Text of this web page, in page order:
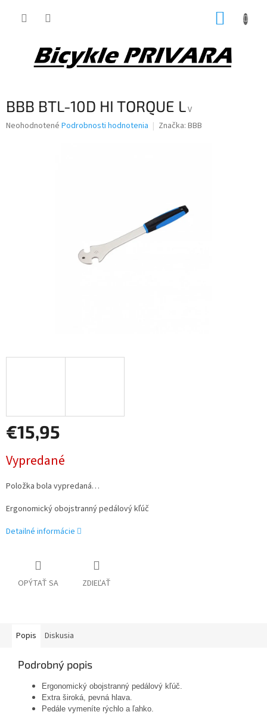
BBB BTL-10D HI TORQUE LV
Priemerné
Neohodnotené Podrobnosti hodnotenia Značka: BBB
€15,95
cena:
Vypredané
Položka bola vypredaná…
Ergonomický obojstranný pedálový kľúč
Detailné informácie
OPÝTAŤ SA ZDIEĽAŤ
Popis Diskusia
Podrobný popis
Ergonomický obojstranný pedálový kľúč.
Extra široká, pevná hlava.
Pedále vymeníte rýchlo a ľahko.